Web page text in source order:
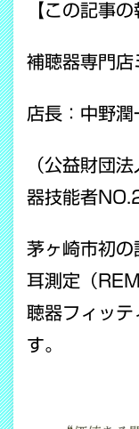
【この記事
補聴器専門
店長：中野潤
（公益財団
器技能者
茅ヶ崎市初の
耳測定（
聴器フィッテ
す。